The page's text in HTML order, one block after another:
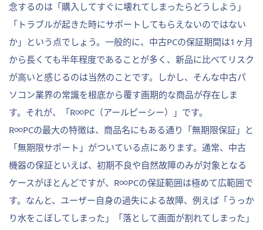
念するのは「購入してすぐに壊れてしまったらどうしよう」
「トラブルが起きた時にサポートしてもらえないのではない
か」という点でしょう。一般的に、中古PCの保証期間は1ヶ月
から長くても半年程度であることが多く、新品に比べてリスク
が高いと感じるのは当然のことです。しかし、そんな中古パ
ソコン業界の常識を根底から覆す画期的な商品が存在しま
す。それが、「R∞PC（アールピーシー）」です。
R∞PCの最大の特徴は、商品名にもある通り「無期限保証」と
「無期限サポート」がついている点にあります。通常、中古
機器の保証といえば、初期不良や自然故障のみが対象となる
ケースがほとんどですが、R∞PCの保証範囲は極めて広範囲で
す。なんと、ユーザー自身の過失による故障、例えば「うっか
り水をこぼしてしまった」「落として画面が割れてしまった」